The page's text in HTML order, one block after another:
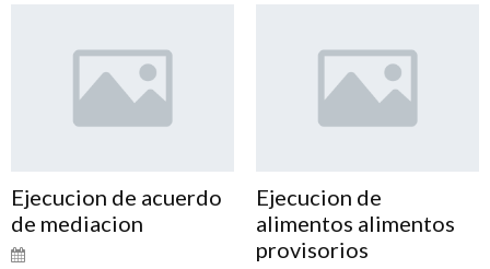
Ejecucion de acuerdo
de mediacion
Ejecucion de
alimentos alimentos
provisorios